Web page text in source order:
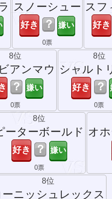
スノーシュー
？
0票
スフ
8位
アンマウ
？
0票
8位
シャルト
？
0票
8位
ーターボールド
？
0票
オ
8位
ーニッシュレックス